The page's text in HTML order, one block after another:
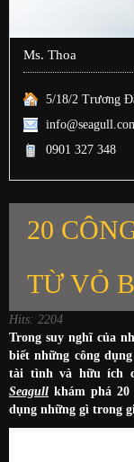
Ms. Thoa
5/18/2 Trương
0901 327 348
20
TỪ VỎ
Hits: 2204
Trong suy nghĩ của
biết những công
tài tình và hữu ích
Seagull khám phá
dụng những gì trong